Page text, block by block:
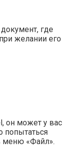
где
желании его
он может у вас
попытаться
меню «Файл».